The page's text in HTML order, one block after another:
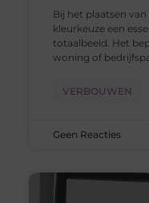
Bij het plaatsen
kleurkeuze een
totaalbeeld. Het
woning of
VERBOUWEN
Geen Reacties